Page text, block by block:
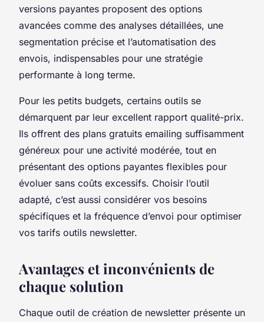
versions payantes proposent des options
avancées comme des analyses détaillées, une
segmentation précise et l’automatisation des
envois, indispensables pour une stratégie
performante à long terme.
Pour les petits budgets, certains outils se
démarquent par leur excellent rapport qualité-prix.
Ils offrent des plans gratuits emailing suffisamment
généreux pour une activité modérée, tout en
présentant des options payantes flexibles pour
évoluer sans coûts excessifs. Choisir l’outil
adapté, c’est aussi considérer vos besoins
spécifiques et la fréquence d’envoi pour optimiser
vos tarifs outils newsletter.
Avantages et inconvénients de
chaque solution
Chaque outil de création de newsletter présente un